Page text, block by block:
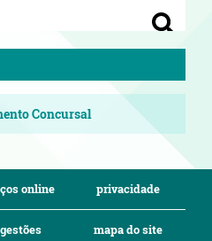
Concursal
online privacidade
mapa do site